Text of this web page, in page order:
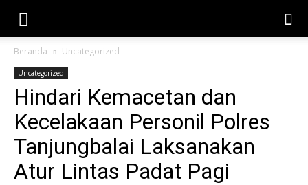
Beranda Uncategorized
Uncategorized
Hindari Kemacetan dan
Kecelakaan Personil Polres
Tanjungbalai Laksanakan
Atur Lintas Padat Pagi